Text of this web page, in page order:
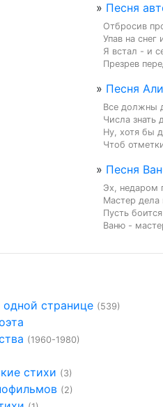
» Песня
Отбросив
Упав на
Я встал - и
Презрев
» Песня
Все должны
Числа знать
Ну, хотя бы
Чтоб
» Песня
Эх, недаром
Мастер дела
Пусть
Ваню -
одной странице (539)
(1960-1980)
стихи (3)
(2)